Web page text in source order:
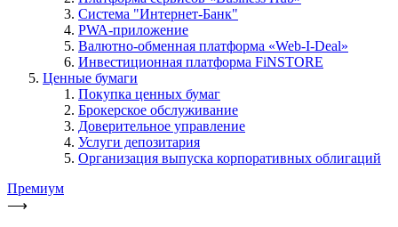
Система "Интернет-Банк"
PWA-приложение
Валютно-обменная платформа «Web-I-Deal»
Инвестиционная платформа FiNSTORE
Ценные бумаги
Покупка ценных бумаг
Брокерское обслуживание
Доверительное управление
Услуги депозитария
Организация выпуска корпоративных облигаций
Премиум
⟶